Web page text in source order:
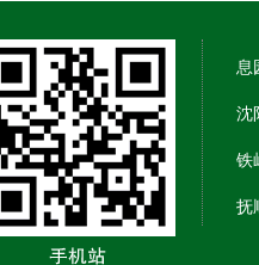
息
沈
铁
抚